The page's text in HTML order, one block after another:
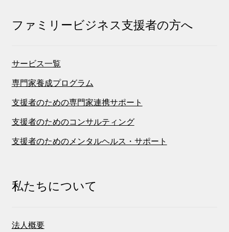
ファミリービジネス支援者の方へ
サービス一覧
専門家養成プログラム
支援者のための専門家連携サポート
支援者のためのコンサルティング
支援者のためのメンタルヘルス・サポート
私たちについて
法人概要